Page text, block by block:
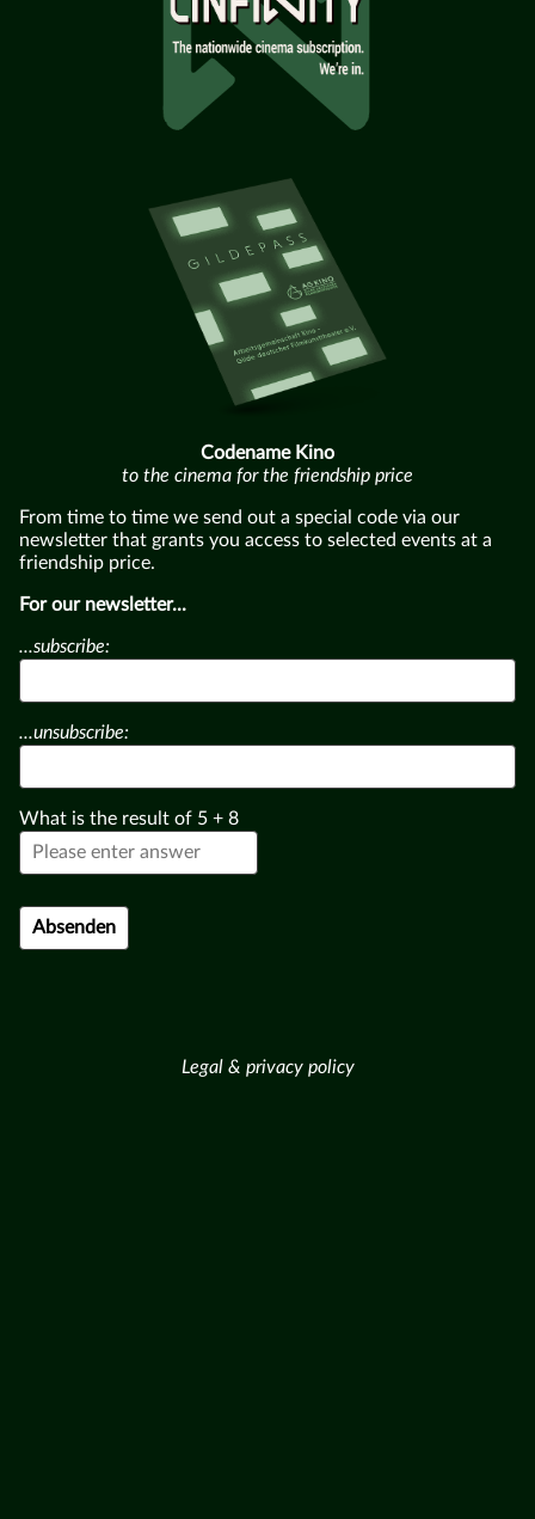
Codename Kino
to the cinema for the friendship price
From time to time we send out a special code via our
newsletter that grants you access to selected events at a
friendship price.
For our newsletter...
...subscribe:
...unsubscribe:
What is the result of 5 + 8
Legal & privacy policy